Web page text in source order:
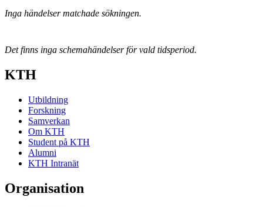
Inga händelser matchade sökningen.
Det finns inga schemahändelser för vald tidsperiod.
KTH
Utbildning
Forskning
Samverkan
Om KTH
Student på KTH
Alumni
KTH Intranät
Organisation